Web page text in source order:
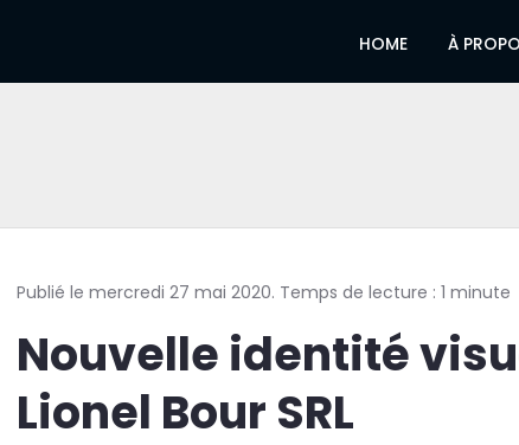
HOME À
Publié le mercredi 27 mai 2020. Temps de lecture : 1 minute
Nouvelle identité
Lionel Bour SRL